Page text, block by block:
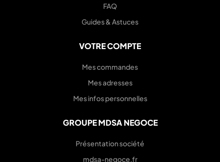
FAQ
Guides & Astuces
VOTRE COMPTE
Mes commandes
Mes adresses
Mes infos personnelles
GROUPE MDSA NEGOCE
Présentation société
mdsa-negoce.fr